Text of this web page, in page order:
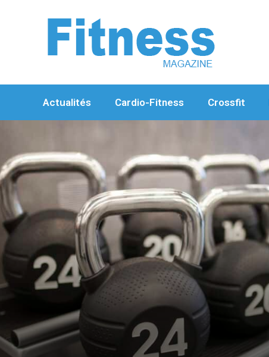
Actualités Cardio-Fitness Crossfit